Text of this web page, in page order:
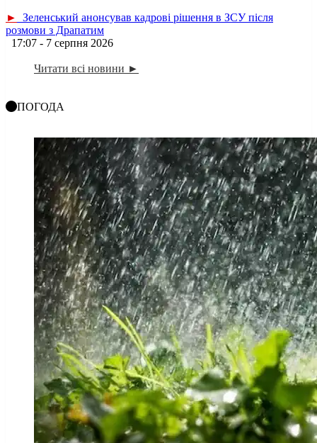
►
Зеленський анонсував кадрові рішення в ЗСУ після
розмови з Драпатим
17:07 - 7 серпня 2026
Читати всі новини ►
ПОГОДА